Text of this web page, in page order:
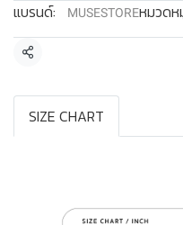
แบรนด์:
MUSESTOREหมวดห
แชร์
SIZE CHART